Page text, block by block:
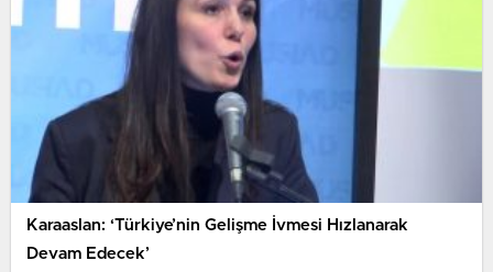
Karaaslan: ‘Türkiye’nin Gelişme İvmesi Hızlanarak
Devam Edecek’